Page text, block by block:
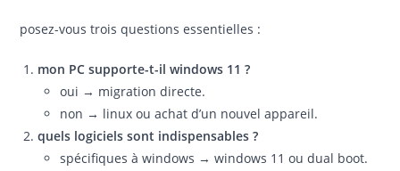
posez-vous trois questions essentielles :
mon PC supporte-t-il windows 11 ?
oui → migration directe.
non → linux ou achat d’un nouvel appareil.
quels logiciels sont indispensables ?
spécifiques à windows → windows 11 ou dual boot.